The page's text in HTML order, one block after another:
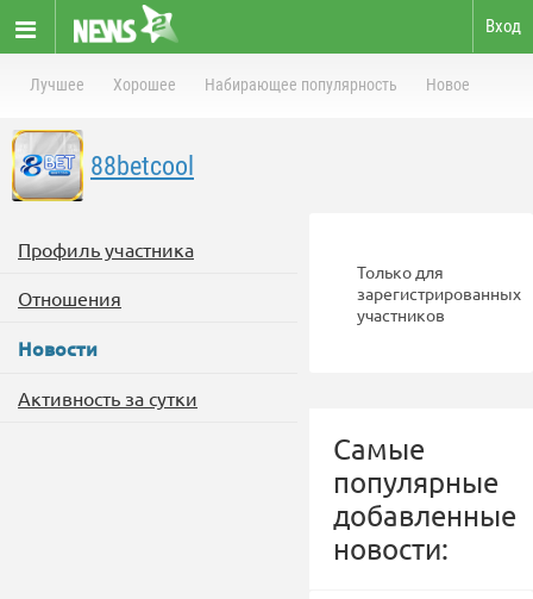
Вход
Лучшее Хорошее Набирающее популярность Новое
88betcool
Профиль участника
Отношения
Новости
Активность за сутки
Только для
зарегистрированных
участников
Самые
популярные
добавленные
новости: